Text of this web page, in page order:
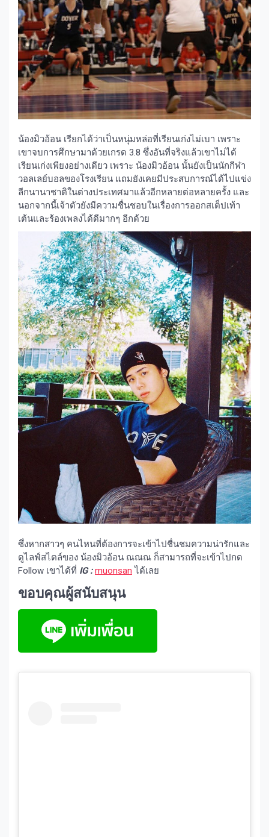
น้องมิวอ้อน เรียกได้ว่าเป็นหนุ่มหล่อที่เรียนเก่งไม่เบา เพราะ
เขาจบการศึกษามาด้วยเกรด 3.8 ซึ่งอันที่จริงแล้วเขาไม่ได้
เรียนเก่งเพียงอย่างเดียว เพราะ น้องมิวอ้อน นั้นยังเป็นนักกีฬา
วอลเลย์บอลของโรงเรียน แถมยังเคยมีประสบการณ์ได้ไปแข่ง
ลีกนานาชาติในต่างประเทศมาแล้วอีกหลายต่อหลายครั้ง และ
นอกจากนี้เจ้าตัวยังมีความชื่นชอบในเรื่องการออกสเต็ปเท้า
เต้นและร้องเพลงได้ดีมากๆ อีกด้วย
ซึ่งหากสาวๆ คนไหนที่ต้องการจะเข้าไปชื่นชมความน่ารักและ
ดูไลฟ์สไตล์ของ น้องมิวอ้อน ณณณ ก็สามารถที่จะเข้าไปกด
Follow เขาได้ที่ IG : muonsan ได้เลย
ขอบคุณผู้สนับสนุน